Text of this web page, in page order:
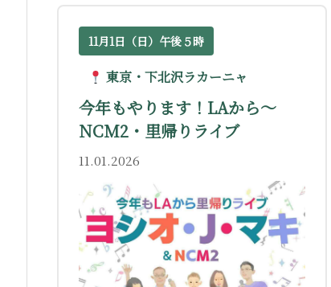
11月1日（日）午後５時
東京・下北沢ラカーニャ
今年もやります！LAから〜
NCM2・里帰りライブ
11.01.2026